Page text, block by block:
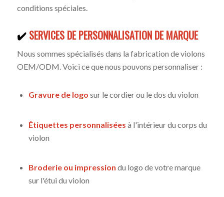
conditions spéciales.
✔️ SERVICES DE PERSONNALISATION DE MARQUE
Nous sommes spécialisés dans la fabrication de violons
OEM/ODM. Voici ce que nous pouvons personnaliser :
Gravure de logo sur le cordier ou le dos du violon
Étiquettes personnalisées à l'intérieur du corps du
violon
Broderie ou impression du logo de votre marque
sur l'étui du violon